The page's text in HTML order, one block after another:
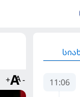
+ - 11:06